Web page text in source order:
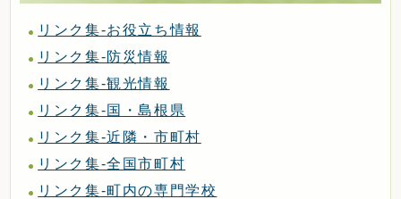
町政情報
Foreign
language
文字サイズ
リンク集-お役立ち情報
リンク集-防災情報
リンク集-観光情報
リンク集-国・島根県
リンク集-近隣・市町村
リンク集-全国市町村
リンク集-町内の専門学校